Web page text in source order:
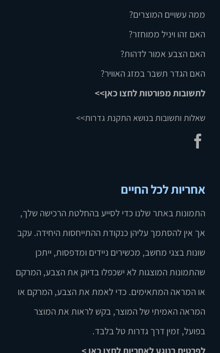
ממה עשויים המוצרים?
האם זהו ויניל ממוחזר?
האם הצבע אמור לדהות?
האם הגדר תשבר במזג האוויר?
לתשובות מפורטות לחצו כאן>>
שאלות ותשובות בנושא התקנת גדרות>>
אחריות לכל החיים
התמונות באתר שלנו כדי לסייע בהחלטת הרכישה שלך,
אך אין להסתמך עליהן כנקודת ההתייחסות היחידה. עקב
שונות בצגי מחשב, מכשירים ניידים ומדפסות, ייתכן
שהתמונות המוצגות לא ישכפלו בדיוק את הצבע, המרקם
או המראה המתאימים. כדי לאמת את הצבע, המרקם או
המראה האמיתי של המוצר, בקש לראות את המוצר
בפועל, זמין דרך גדרות טל בלבד.